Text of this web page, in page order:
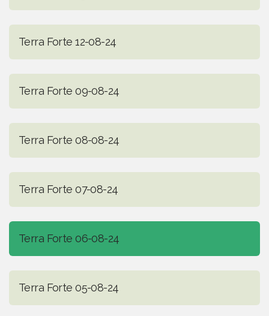
Terra Forte 12-08-24
Terra Forte 09-08-24
Terra Forte 08-08-24
Terra Forte 07-08-24
Terra Forte 06-08-24
Terra Forte 05-08-24